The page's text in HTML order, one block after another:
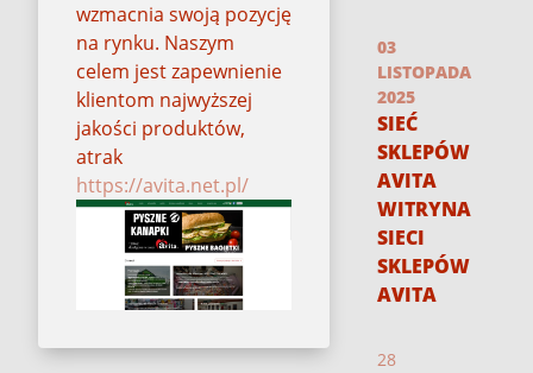
wzmacnia swoją pozycję
na rynku. Naszym
celem jest zapewnienie
klientom najwyższej
jakości produktów,
atrak
https://avita.net.pl/
03
LISTOPADA
2025
SIEĆ
SKLEPÓW
AVITA
WITRYNA
SIECI
SKLEPÓW
AVITA
28